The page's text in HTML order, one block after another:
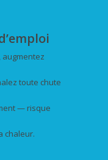
augmentez
toute chute
— risque
chaleur.